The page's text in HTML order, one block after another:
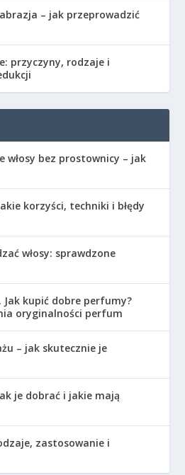
– jak przeprowadzić
przyczyny, rodzaje i
włosy bez prostownicy – jak
korzyści, techniki i błędy
włosy: sprawdzone
kupić dobre perfumy?
oryginalności perfum
– jak skutecznie je
je dobrać i jakie mają
zastosowanie i